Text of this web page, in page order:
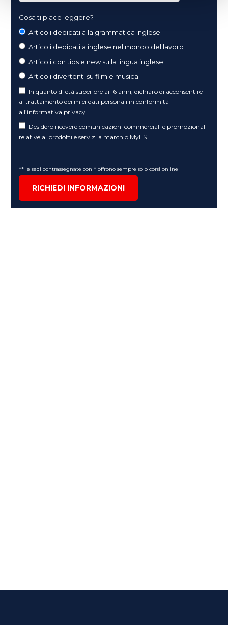
Cosa ti piace leggere?
Articoli dedicati alla grammatica inglese
Articoli dedicati a inglese nel mondo del lavoro
Articoli con tips e new sulla lingua inglese
Articoli divertenti su film e musica
In quanto di età superiore ai 16 anni, dichiaro di acconsentire
al trattamento dei miei dati personali in conformità
all’informativa privacy.
Desidero ricevere comunicazioni commerciali e promozionali
relative ai prodotti e servizi a marchio MyES
** le sedi contrassegnate con * offrono sempre solo corsi online
RICHIEDI INFORMAZIONI